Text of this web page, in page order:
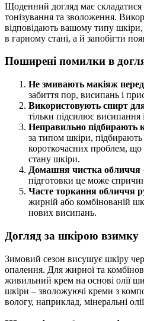
Щоденний догляд має складатися
тонізування та зволоження.
відповідають вашому типу шкіри,
в гарному стані, а й запобігти
Поширені помилки в
Не змивають макіяж
забиття пор, висипань і
Використовують спирт
тільки підсилює висипання
Неправильно підбирають
за типом шкіри,
короткочасних проблем,
стану шкіри.
Домашня чистка обличчя
підготовки це може
Часте торкання обличчя
жирній або комбінованій
нових висипань.
Догляд за шкірою взимку
Зимовий сезон висушує шкіру
опалення. Для жирної та
живильний крем на основі олії
шкіри – зволожуючі креми з
вологу, наприклад, мінеральні